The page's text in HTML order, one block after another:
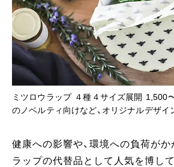
ミツロウラップ ４種４サイズ展開
のノベルティ向けなど、オリジナルデザイ
健康への影響や、環境への負荷が
ラップの代替品として人気を博し